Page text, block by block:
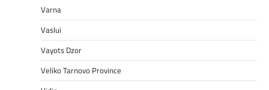
Varna
Vaslui
Vayots Dzor
Veliko Tarnovo Province